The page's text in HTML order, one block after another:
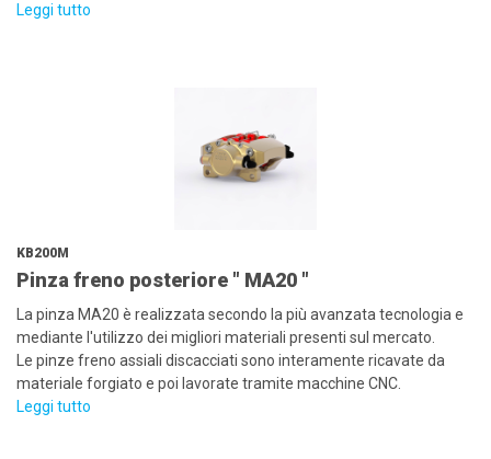
Leggi tutto
KB200M
Pinza freno posteriore " MA20 "
La pinza MA20 è realizzata secondo la più avanzata tecnologia e
mediante l'utilizzo dei migliori materiali presenti sul mercato.
Le pinze freno assiali discacciati sono interamente ricavate da
materiale forgiato e poi lavorate tramite macchine CNC.
Leggi tutto